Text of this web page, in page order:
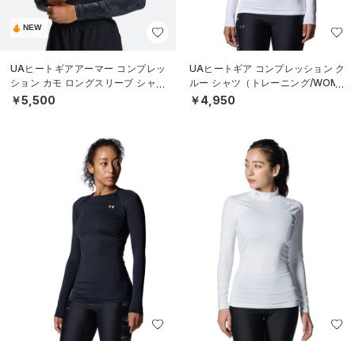
NEW
UAヒートギアアーマー コンプレッ
ション カモ ロングスリーブ シャツ
（トレーニング/MEN）
￥5,500
UAヒートギア コンプレッション ク
ルー シャツ（トレーニング/WOME
N）
￥4,950